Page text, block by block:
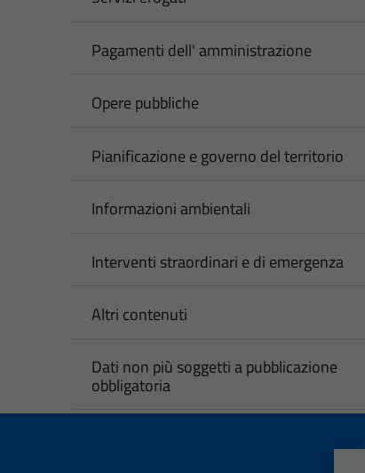
Pagamenti dell' amministrazione
Opere pubbliche
Pianificazione e governo del territorio
Informazioni ambientali
Interventi straordinari e di emergenza
Altri contenuti
Dati non più soggetti a pubblicazione
obbligatoria